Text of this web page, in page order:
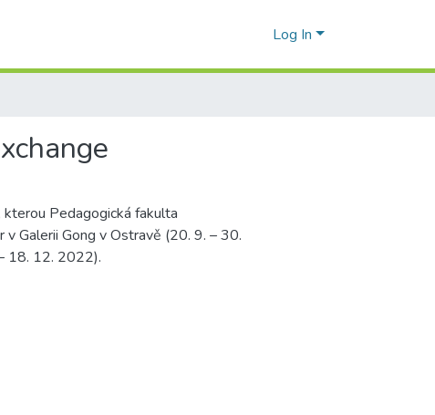
Log In
Pedagogická fakulta
Galerii Gong v Ostravě (20. 9. – 30.
18. 12. 2022).